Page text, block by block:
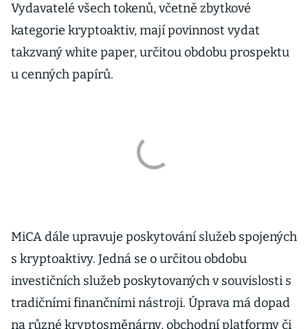
Vydavatelé všech tokenů, včetně zbytkové
kategorie kryptoaktiv, mají povinnost vydat
takzvaný white paper, určitou obdobu prospektu
u cenných papírů.
MiCA dále upravuje poskytování služeb spojených
s kryptoaktivy. Jedná se o určitou obdobu
investičních služeb poskytovaných v souvislosti s
tradičními finančními nástroji. Úprava má dopad
na různé kryptosměnárny, obchodní platformy či